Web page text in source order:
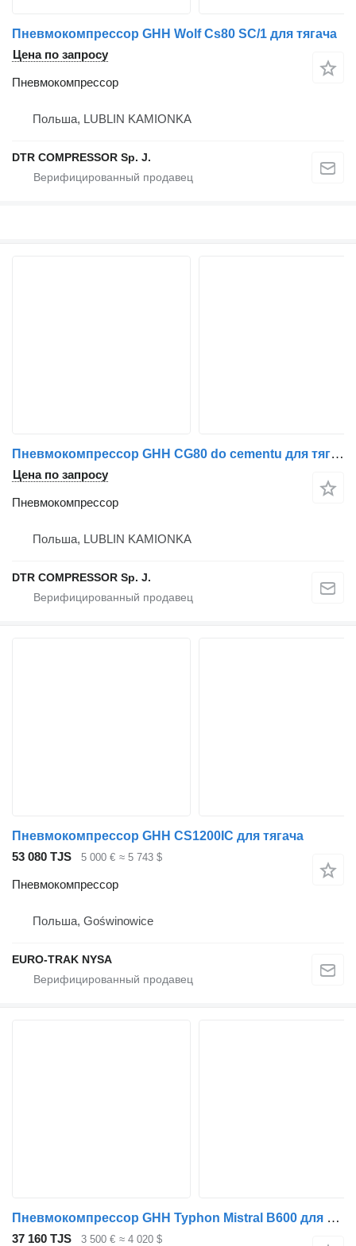
Пневмокомпрессор GHH Wolf Cs80 SC/1 для тягача
Цена по запросу
Пневмокомпрессор
Польша, LUBLIN KAMIONKA
DTR COMPRESSOR Sp. J.
Пневмокомпрессор GHH CG80 do cementu для тягача
Цена по запросу
Пневмокомпрессор
Польша, LUBLIN KAMIONKA
DTR COMPRESSOR Sp. J.
Пневмокомпрессор GHH CS1200IC для тягача
53 080 TJS
5 000 € ≈ 5 743 $
Пневмокомпрессор
Польша, Goświnowice
EURO-TRAK NYSA
Пневмокомпрессор GHH Typhon Mistral B600 для тягача
37 160 TJS 3 500 € ≈ 4 020 $